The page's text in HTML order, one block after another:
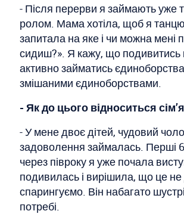
- Після перерви я займають уже
ролом. Мама хотіла, щоб я
запитала на яке і чи можна мені
сидиш?». Я кажу, що подивитись
активно займатись
змішаними єдиноборствами.
- Як до цього відноситься
- У мене двоє дітей, чудовий
задоволення займалась. Перші
через півроку я уже почала
подивилась і вирішила, що це
спарингуємо. Він набагато
потребі.